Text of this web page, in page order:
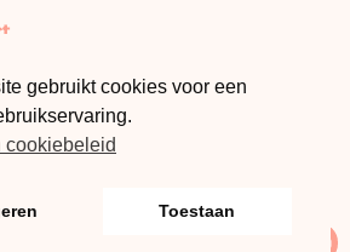
review achter
gebruikt cookies voor een
cookiebeleid
Toestaan